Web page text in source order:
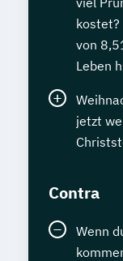
kostet?
von
Leben
jetzt
Contra
Wenn